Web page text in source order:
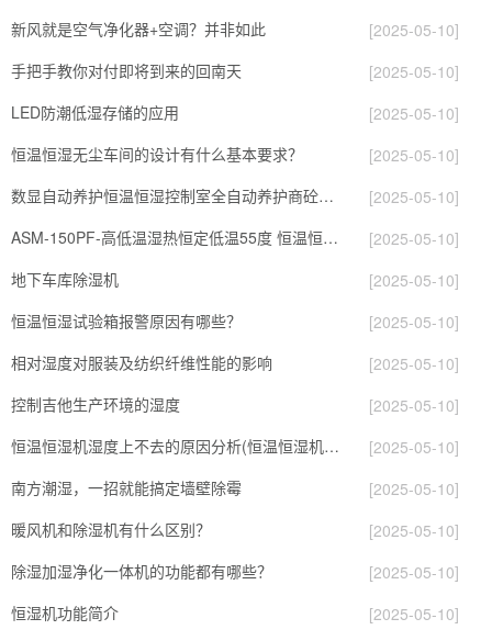
新风就是空气净化器+空调？并非如此
[2025-05-10]
手把手教你对付即将到来的回南天
[2025-05-10]
LED防潮低湿存储的应用
[2025-05-10]
恒温恒湿无尘车间的设计有什么基本要求？
[2025-05-10]
数显自动养护恒温恒湿控制室全自动养护商砼站养护
[2025-05-10]
ASM-150PF-高低温湿热恒定低温55度 恒温恒湿试验箱
[2025-05-10]
地下车库除湿机
[2025-05-10]
恒温恒湿试验箱报警原因有哪些？
[2025-05-10]
相对湿度对服装及纺织纤维性能的影响
[2025-05-10]
控制吉他生产环境的湿度
[2025-05-10]
恒温恒湿机湿度上不去的原因分析(恒温恒湿机常见故障)
[2025-05-10]
南方潮湿，一招就能搞定墙壁除霉
[2025-05-10]
暖风机和除湿机有什么区别？
[2025-05-10]
除湿加湿净化一体机的功能都有哪些？
[2025-05-10]
恒湿机功能简介
[2025-05-10]